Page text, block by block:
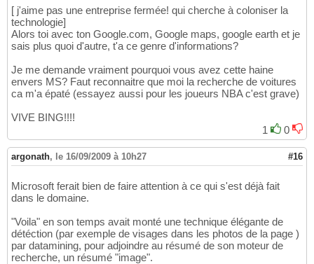
[ j'aime pas une entreprise fermée! qui cherche à coloniser la
technologie]
Alors toi avec ton Google.com, Google maps, google earth et je
sais plus quoi d'autre, t'a ce genre d'informations?
Je me demande vraiment pourquoi vous avez cette haine
envers MS? Faut reconnaitre que moi la recherche de voitures
ca m'a épaté (essayez aussi pour les joueurs NBA c'est grave)
VIVE BING!!!!
1
0
argonath, le 16/09/2009 à 10h27 #16
Microsoft ferait bien de faire attention à ce qui s'est déjà fait
dans le domaine.
"Voila" en son temps avait monté une technique élégante de
détéction (par exemple de visages dans les photos de la page )
par datamining, pour adjoindre au résumé de son moteur de
recherche, un résumé "image".